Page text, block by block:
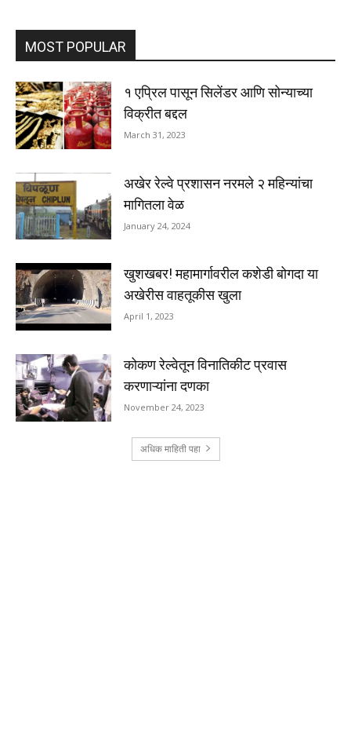
MOST POPULAR
१ एप्रिल पासून सिलेंडर आणि सोन्याच्या
विक्रीत बद्दल
March 31, 2023
अखेर रेल्वे प्रशासन नरमले २ महिन्यांचा
मागितला वेळ
January 24, 2024
खुशखबर! महामार्गावरील कशेडी बोगदा या
अखेरीस वाहतूकीस खुला
April 1, 2023
कोकण रेल्वेतून विनातिकीट प्रवास
करणाऱ्यांना दणका
November 24, 2023
अधिक माहिती पहा